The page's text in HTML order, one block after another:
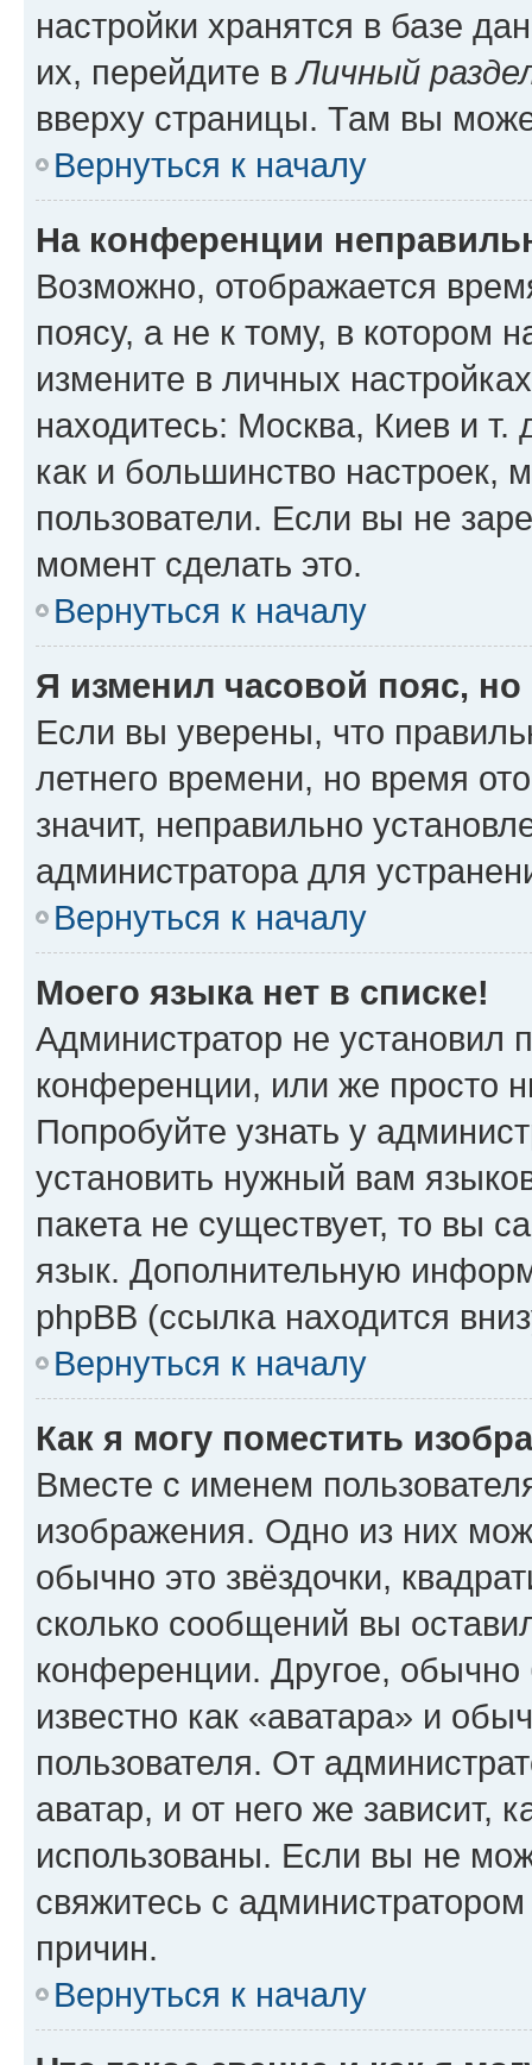
настройки хранятся в базе
их, перейдите вЛичный
вверху страницы. Там вы
Вернуться к началу
На конференции
Возможно, отображается
поясу, а не к тому, в котором
измените в личных
находитесь: Москва, Киев и т.
как и большинство настроек,
пользователи. Если вы не
момент сделать это.
Вернуться к началу
Я изменил часовой пояс,
Если вы уверены, что
летнего времени, но время
значит, неправильно
администратора для
Вернуться к началу
Моего языка нет в списке!
Администратор не установил
конференции, или же просто
Попробуйте узнать у
установить нужный вам
пакета не существует, то вы
язык. Дополнительную
phpBB (ссылка находится
Вернуться к началу
Как я могу поместить
Вместе с именем
изображения. Одно из них
обычно это звёздочки,
сколько сообщений вы
конференции. Другое,
известно как «аватара» и
пользователя. От
аватар, и от него же зависит,
использованы. Если вы не
свяжитесь с
причин.
Вернуться к началу